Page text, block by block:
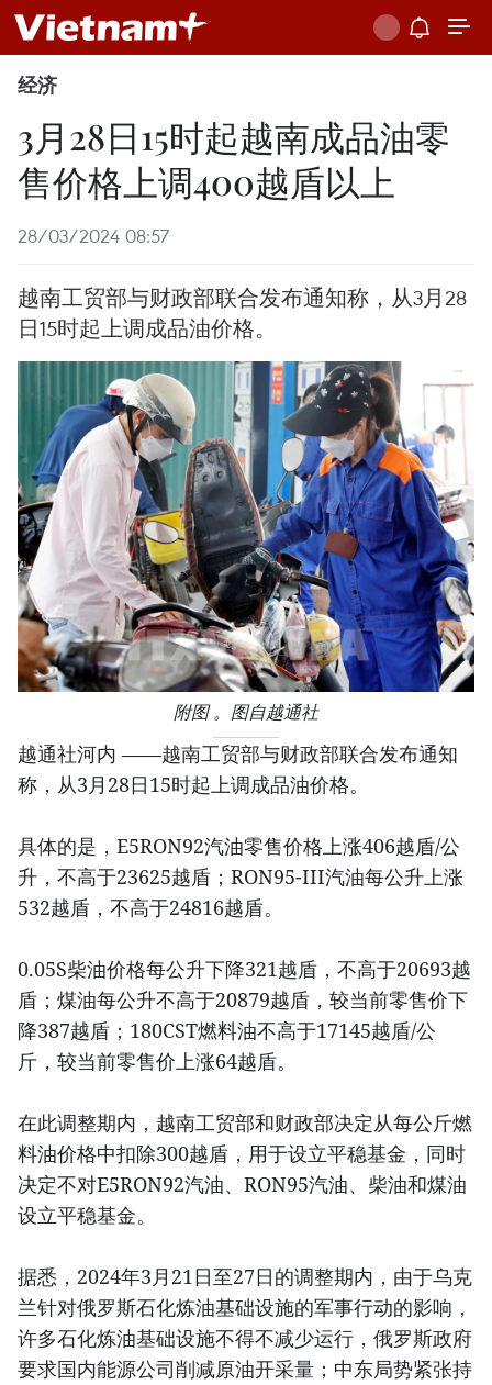
经济
3月28日15时起越南成品油零
售价格上调400越盾以上
28/03/2024 08:57
越南工贸部与财政部联合发布通知称，从3月28
日15时起上调成品油价格。
附图 。图自越通社
越通社河内 ——越南工贸部与财政部联合发布通知
称，从3月28日15时起上调成品油价格。
具体的是，E5RON92汽油零售价格上涨406越盾/公
升，不高于23625越盾；RON95-III汽油每公升上涨
532越盾，不高于24816越盾。
0.05S柴油价格每公升下降321越盾，不高于20693越
盾；煤油每公升不高于20879越盾，较当前零售价下
降387越盾；180CST燃料油不高于17145越盾/公
斤，较当前零售价上涨64越盾。
在此调整期内，越南工贸部和财政部决定从每公斤燃
料油价格中扣除300越盾，用于设立平稳基金，同时
决定不对E5RON92汽油、RON95汽油、柴油和煤油
设立平稳基金。
据悉，2024年3月21日至27日的调整期内，由于乌克
兰针对俄罗斯石化炼油基础设施的军事行动的影响，
许多石化炼油基础设施不得不减少运行，俄罗斯政府
要求国内能源公司削减原油开采量；中东局势紧张持